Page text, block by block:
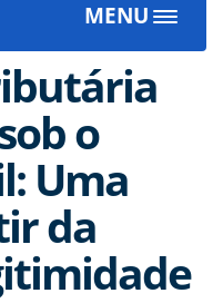
MENU
Toggle
o
Uma
da